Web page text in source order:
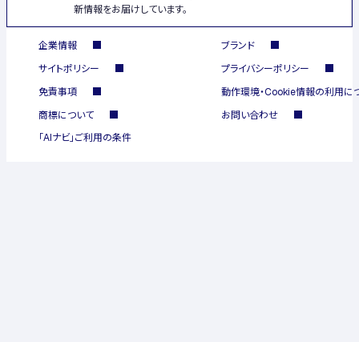
新情報をお届けしています。
企業情報
ブランド
サイトポリシー
プライバシーポリシー
免責事項
動作環境・Cookie情報の利用に
商標について
お問い合わせ
「AIナビ」ご利用の条件